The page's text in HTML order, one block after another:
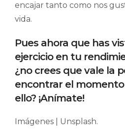
encajar tanto como nos
vida.
Pues ahora que has
ejercicio en tu
¿no crees que vale la
encontrar el
ello? ¡Anímate!
Imágenes | Unsplash.